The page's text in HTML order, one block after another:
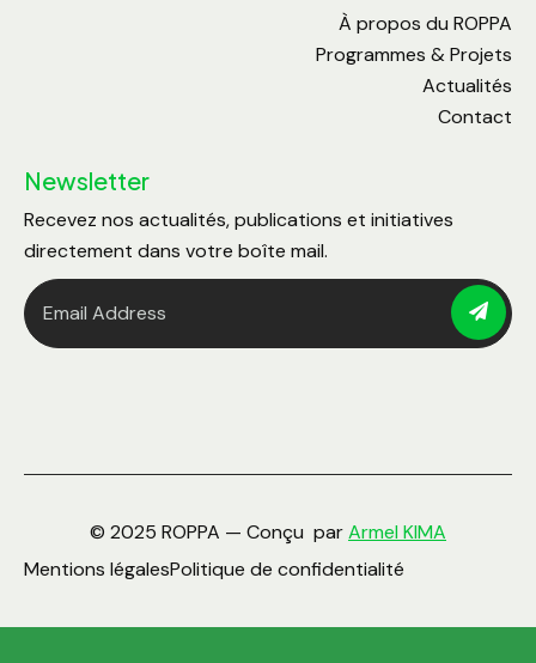
À propos du ROPPA
Programmes & Projets
Actualités
Contact
Newsletter
Recevez nos actualités, publications et initiatives
directement dans votre boîte mail.
© 2025 ROPPA — Conçu parArmel KIMA
Mentions légalesPolitique de confidentialité